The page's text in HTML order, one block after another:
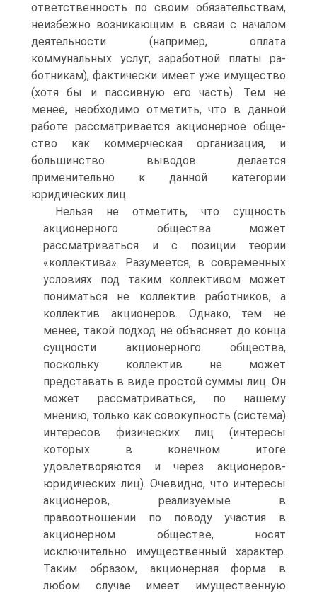
ответственность по своим обязательствам,
неизбежно возникающим в связи с началом
деятельности (например, оплата
коммунальных услуг, заработной платы ра­
ботникам), фактически имеет уже имущество
(хотя бы и пассивную его часть). Тем не
менее, необходимо отметить, что в данной
работе рассматривается акционерное обще­
ство как коммерческая организация, и
большинство выводов делается
применительно к данной категории
юридических лиц.
Нельзя не отметить, что сущность
акционерного общества может
рассматривать­ся и с позиции теории
«коллектива». Разумеется, в современных
условиях под таким коллективом может
пониматься не коллектив работников, а
коллектив акционеров. Однако, тем не
менее, такой подход не объясняет до конца
сущности акционерного общества,
поскольку коллектив не может
представать в виде простой суммы лиц. Он
может рассматриваться, по нашему
мнению, только как совокупность (система)
инте­ресов физических лиц (интересы
которых в конечном итоге
удовлетворяются и через акционеров-
юридических лиц). Очевидно, что интересы
акционеров, реализуемые в
правоотношении по поводу участия в
акционерном обществе, носят
исключительно имущественный характер.
Таким образом, акционерная форма в
любом случае имеет имущественную